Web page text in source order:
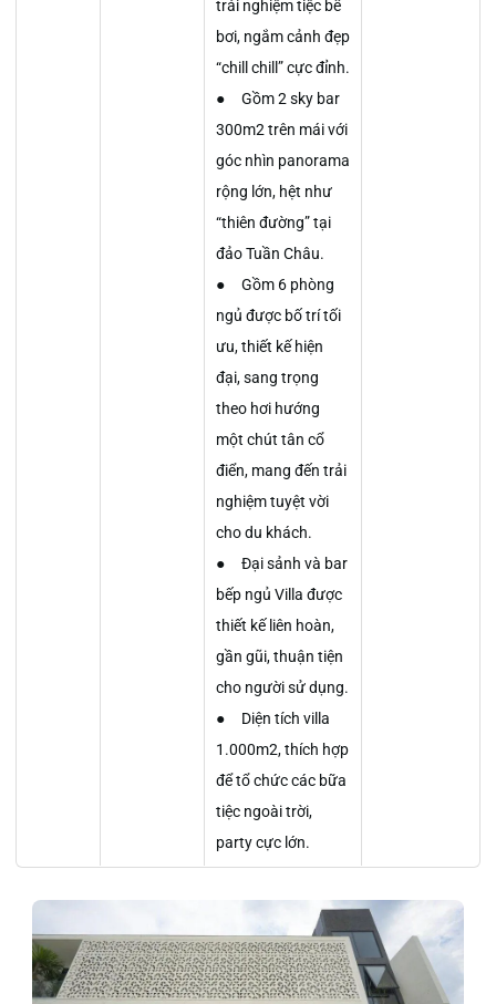
trải nghiệm tiệc bể
bơi, ngắm cảnh đẹp
“chill chill” cực đỉnh.
● Gồm 2 sky bar
300m2 trên mái với
góc nhìn panorama
rộng lớn, hệt như
“thiên đường” tại
đảo Tuần Châu.
● Gồm 6 phòng
ngủ được bố trí tối
ưu, thiết kế hiện
đại, sang trọng
theo hơi hướng
một chút tân cổ
điển, mang đến trải
nghiệm tuyệt vời
cho du khách.
● Đại sảnh và bar
bếp ngủ Villa được
thiết kế liên hoàn,
gần gũi, thuận tiện
cho người sử dụng.
● Diện tích villa
1.000m2, thích hợp
để tổ chức các bữa
tiệc ngoài trời,
party cực lớn.